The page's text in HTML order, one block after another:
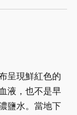
呈現鮮紅色的
液，也不是早
鹽水。當地下